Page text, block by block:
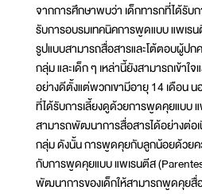
จากการศึกษาพบว่า เด็กทารกที่ได้รับ
รับการอบรมเทคนิคการพูดแบบ แพเร
รูปแบบสามารถสื่อสารและโต้ตอบผู้ปก
กลุ่ม และเด็ก ๆ เหล่านี้ยังสามารถเข้า
อย่างดีตั้งแต่พวกเขามีอายุ 14 เดือน
ที่ได้รับการเลี้ยงดูด้วยการพูดคุยแบบ
สามารถพัฒนาการสื่อสารได้อย่างต่อเ
กลุ่ม ดังนั้น การพูดคุยกับลูกน้อยด้วย
กับการพูดคุยแบบ แพเรนตีส
พัฒนาการของเด็กให้สามารถพูดคุยสื่